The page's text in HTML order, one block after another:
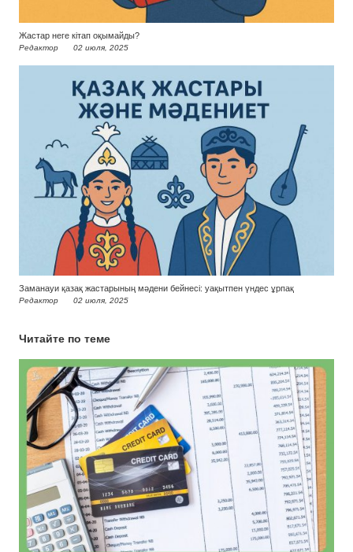
Жастар неге кітап оқымайды?
Редактор 02 июля, 2025
Заманауи қазақ жастарының мәдени бейнесі: уақытпен үндес ұрпақ
Редактор 02 июля, 2025
Читайте по теме